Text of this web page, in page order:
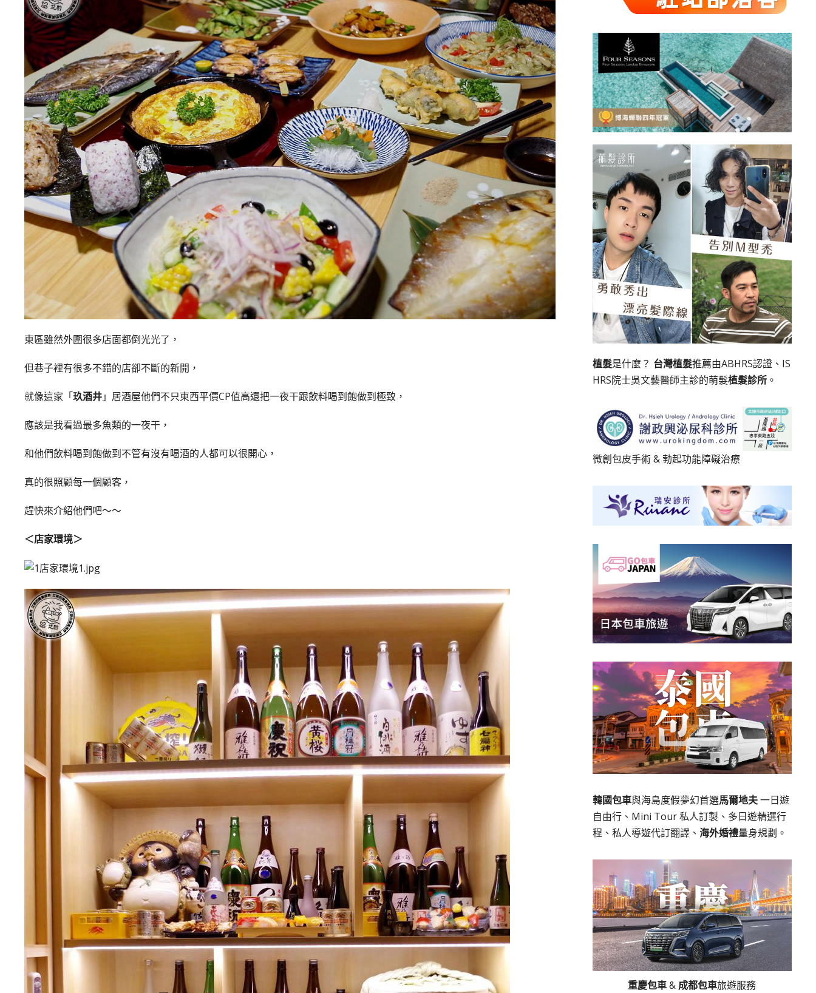
東區雖然外圍很多店面都倒光光了，
但巷子裡有很多不錯的店卻不斷的新開，
就像這家「玖酒井」居酒屋他們不只東西平價CP值高還把一夜干跟飲料喝到飽做到極致，
應該是我看過最多魚類的一夜干，
和他們飲料喝到飽做到不管有沒有喝酒的人都可以很開心，
真的很照顧每一個顧客，
趕快來介紹他們吧～～
＜店家環境＞
植髮是什麼？ 台灣植髮推薦由ABHRS認證、IS
HRS院士吳文藝醫師主診的萌髮植髮診所。
微創包皮手術&勃起功能障礙治療
韓國包車與海島度假夢幻首選馬爾地夫一日遊
自由行、Mini Tour 私人訂製、多日遊精選行
程、私人導遊代訂翻譯、 海外婚禮量身規劃。
重慶包車& 成都包車旅遊服務